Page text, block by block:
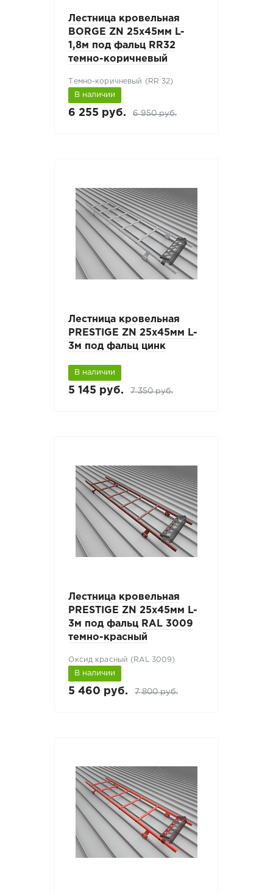
Лестница кровельная
BORGE ZN 25х45мм L-
1,8м под фальц RR32
темно-коричневый
Темно-коричневый (RR 32)
В наличии
6 255 руб. 6 950 руб.
Лестница кровельная
PRESTIGE ZN 25x45мм L-
3м под фальц цинк
В наличии
5 145 руб. 7 350 руб.
Лестница кровельная
PRESTIGE ZN 25x45мм L-
3м под фальц RAL 3009
темно-красный
Оксид красный (RAL 3009)
В наличии
5 460 руб. 7 800 руб.